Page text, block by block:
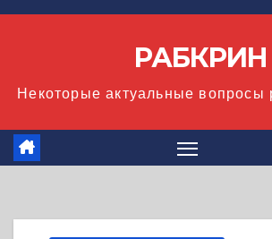
Перейти
РАБКРИН
Некоторые актуальные вопросы